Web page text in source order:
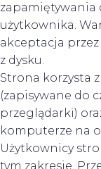
zapamiętywania
użytkownika.
akceptacja
z dysku.
Strona korzysta
(zapisywane do
przeglądarki)
komputerze na
Użytkownicy
tym zakresie.